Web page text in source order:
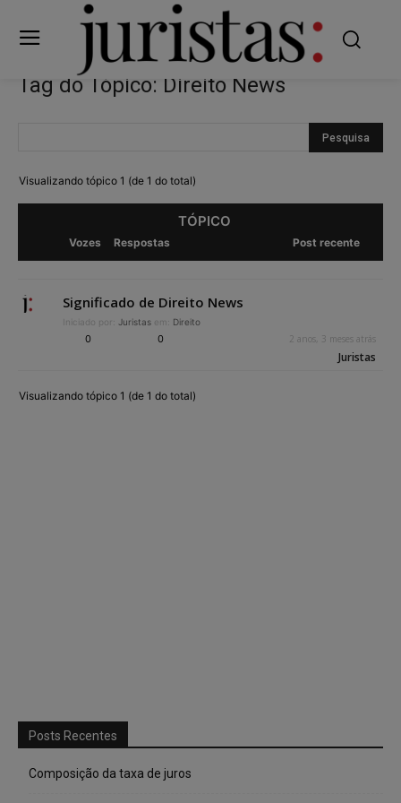
Tag do Tópico: Direito News
Visualizando tópico 1 (de 1 do total)
TÓPICO
Vozes Respostas Post recente
Significado de Direito News
Iniciado por: Juristas em: Direito
0 0 2 anos, 3 meses atrás
Juristas
Visualizando tópico 1 (de 1 do total)
Posts Recentes
Composição da taxa de juros